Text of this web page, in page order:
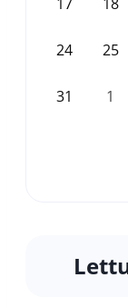
24 25
31 1